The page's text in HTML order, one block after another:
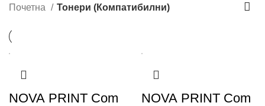
Почетна Тонери (Компатибилни)
NOVA PRINT Com
NOVA PRINT Com